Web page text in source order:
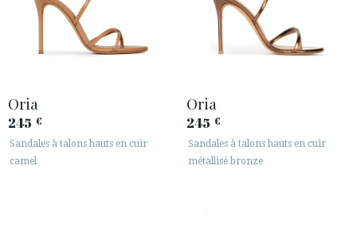
Oria
245 €
Sandales à talons hauts en cuir
camel
Oria
245 €
Sandales à talons hauts en cuir
métallisé bronze